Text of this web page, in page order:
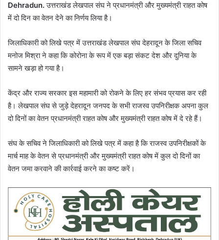
Dehradun.उत्तराखंड लेखपाल संघ ने प्रधानमंत्री और मुख्यमंत्री राहत कोष
में दो दिन का वेतन देने का निर्णय लिया है।
जिलाधिकारी को लिखे पत्र में उत्तराखंड लेखपाल संघ देहरादून के जिला सचिव
मनोज मिश्रा ने कहा कि कोरोना के रूप में एक बड़ा संकट देश और दुनिया के
सामने खड़ा हो गया है।
केंद्र और राज्य सरकार इस महामारी को रोकने के लिए हर संभव प्रयास कर रही
है। लेखपाल संघ से जुड़े देहरादून जनपद के सभी राजस्व उपनिरीक्षक अपना कुल
दो दिनों का वेतन प्रधानमंत्री राहत कोष और मुख्यमंत्री राहत कोष में दे रहे हैं।
संघ के सचिव ने जिलाधिकारी को लिखे पत्र में कहा है कि राजस्व उपनिरीक्षकों के
मार्च माह के वेतन से प्रधानमंत्री और मुख्यमंत्री राहत कोष में कुल दो दिनों का
वेतन जमा करवाने की कार्रवाई करने का कष्ट करें।